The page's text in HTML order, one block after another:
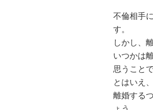
不倫相手
す。
しかし、
いつかは
思うことで
とはいえ
離婚する